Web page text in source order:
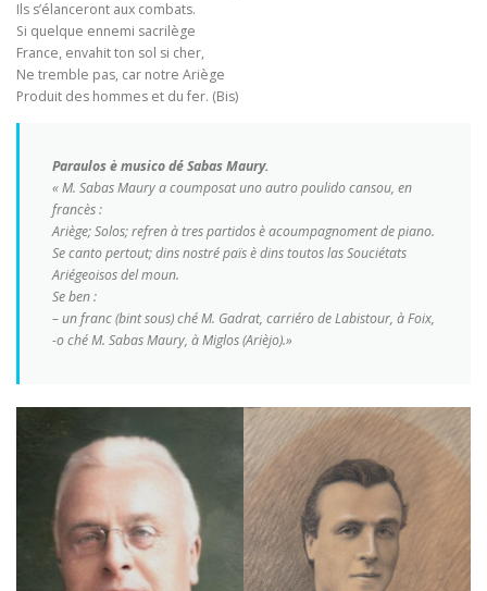
Ils s’élanceront aux combats.
Si quelque ennemi sacrilège
France, envahit ton sol si cher,
Ne tremble pas, car notre Ariège
Produit des hommes et du fer. (Bis)
Paraulos è musico dé Sabas Maury.
« M. Sabas Maury a coumposat uno autro poulido cansou, en
francès :
Ariège; Solos; refren à tres partidos è acoumpagnoment de piano.
Se canto pertout; dins nostré païs è dins toutos las Souciétats
Ariégeoisos del moun.
Se ben :
– un franc (bint sous) ché M. Gadrat, carriéro de Labistour, à Foix,
-o ché M. Sabas Maury, à Miglos (Arièjo).»